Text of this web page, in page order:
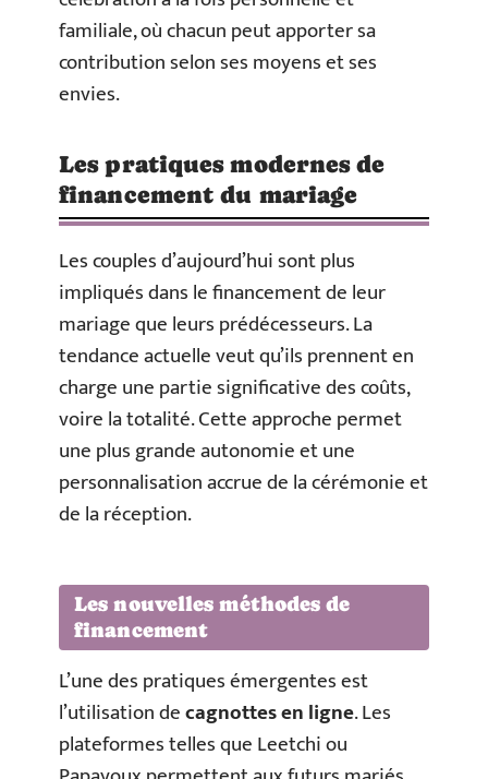
familiale, où chacun peut apporter sa
contribution selon ses moyens et ses
envies.
Les pratiques modernes de
financement du mariage
Les couples d’aujourd’hui sont plus
impliqués dans le financement de leur
mariage que leurs prédécesseurs. La
tendance actuelle veut qu’ils prennent en
charge une partie significative des coûts,
voire la totalité. Cette approche permet
une plus grande autonomie et une
personnalisation accrue de la cérémonie et
de la réception.
Les nouvelles méthodes de
financement
L’une des pratiques émergentes est
l’utilisation decagnottes en ligne. Les
plateformes telles que Leetchi ou